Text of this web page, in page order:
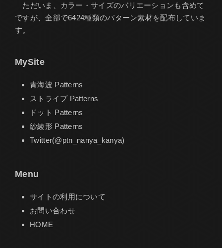
ただいま、カラー・サイズのバリエーションも含めて
ですが、全部で6424種類のパターン素材を配布していま
す。
MySite
青海波 Patterns
ストライプ Patterns
ドット Patterns
紗綾形 Patterns
Twitter(@ptn_nanya_kanya)
Menu
サイトの利用について
お問い合わせ
HOME